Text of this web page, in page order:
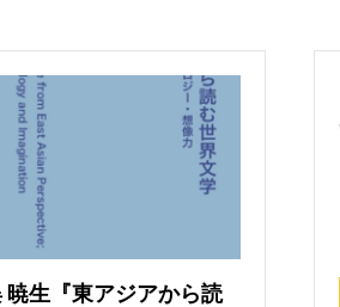
暁生『東アジアから読